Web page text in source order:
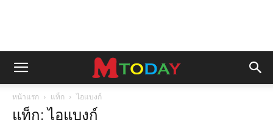
หน้าแรก แท็ก ไอแบงก์
แท็ก: ไอแบงก์